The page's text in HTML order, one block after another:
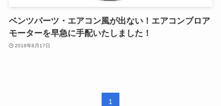
ベンツパーツ・エアコン風が出ない！エアコンブロア
モーターを早急に手配いたしました！
2016年8月17日
1